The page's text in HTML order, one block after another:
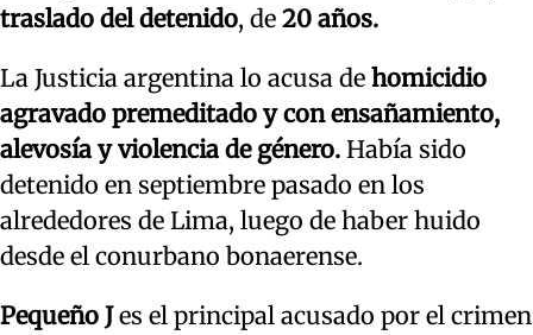
traslado del detenido, de 20 años.
La Justicia argentina lo acusa de homicidio
agravado premeditado y con ensañamiento,
alevosía y violencia de género. Había sido
detenido en septiembre pasado en los
alrededores de Lima, luego de haber huido
desde el conurbano bonaerense.
Pequeño Jes el principal acusado por el crimen